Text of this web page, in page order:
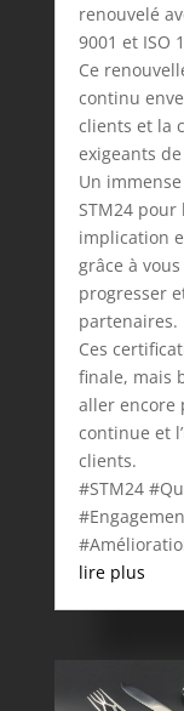
renouvelé
9001 et ISO
Ce
continu
clients et la
exigeants
Un
STM24
implication
grâce à
progresser
partenaires.
Ces
finale, mais
aller encore
continue et
clients.
#STM24
lire plus